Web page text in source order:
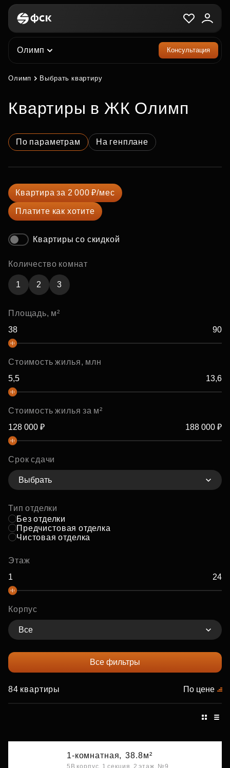
Олимп Консультация
Олимп Выбрать квартиру
квартиры в ЖК Олимп
По параметрам На генплане
Квартира за 2 000 ₽/мес
Платите как хотите
Квартиры со скидкой
Количество комнат
1 2 3
Площадь, м²
Стоимость жилья, млн
Стоимость жилья за м²
Срок сдачи
Выбрать
Тип отделки
Без отделки
Предчистовая отделка
Чистовая отделка
Этаж
Корпус
Все
Все фильтры
84 квартиры По цене
1-комнатная, 38.8м²